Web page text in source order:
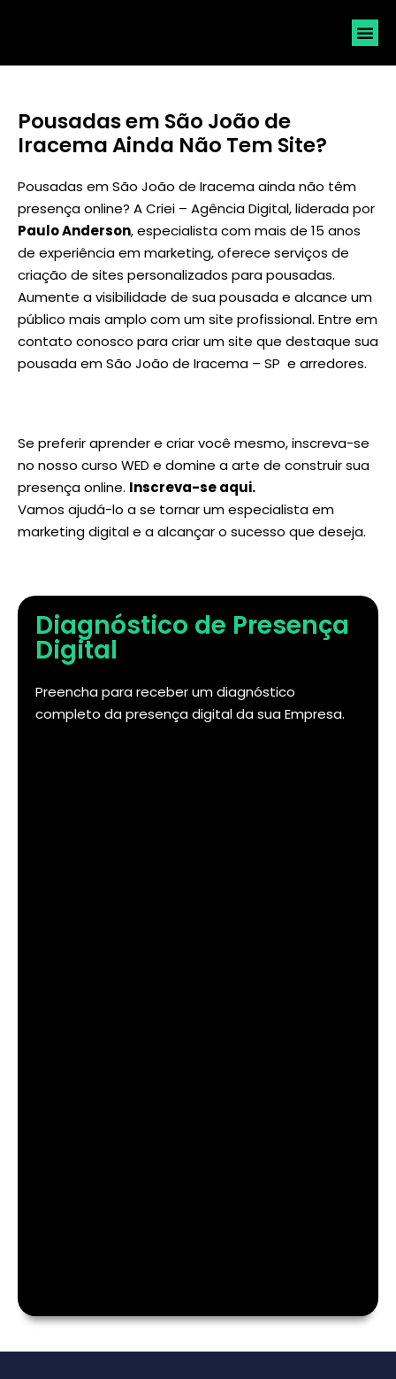
Pousadas em São João de
Iracema Ainda Não Tem Site?
Pousadas em São João de Iracema ainda não têm
presença online? A Criei – Agência Digital, liderada por
Paulo Anderson, especialista com mais de 15 anos
de experiência em marketing, oferece serviços de
criação de sites personalizados para pousadas.
Aumente a visibilidade de sua pousada e alcance um
público mais amplo com um site profissional. Entre em
contato conosco para criar um site que destaque sua
pousada em São João de Iracema – SP e arredores.
Se preferir aprender e criar você mesmo, inscreva-se
no nosso curso WED e domine a arte de construir sua
presença online. Inscreva-se aqui.
Vamos ajudá-lo a se tornar um especialista em
marketing digital e a alcançar o sucesso que deseja.
Diagnóstico de Presença
Digital
Preencha para receber um diagnóstico
completo da presença digital da sua Empresa.